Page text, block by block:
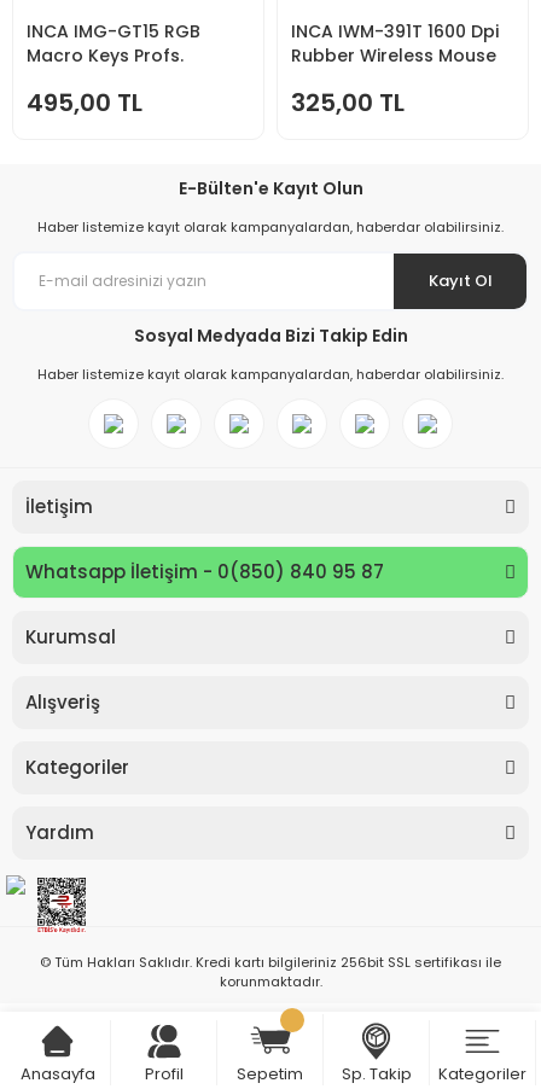
Anasayfa Profil Sepetim Sp. Takip Kategoriler
INCA IMG-GT15 RGB
Macro Keys Profs.
495,00 TL
INCA IWM-391T 1600 Dpi
Rubber Wireless Mouse
325,00 TL
E-Bülten'e Kayıt Olun
Haber listemize kayıt olarak kampanyalardan, haberdar olabilirsiniz.
Kayıt Ol
Sosyal Medyada Bizi Takip Edin
Haber listemize kayıt olarak kampanyalardan, haberdar olabilirsiniz.
İletişim
Whatsapp İletişim - 0(850) 840 95 87
Kurumsal
Alışveriş
Kategoriler
Yardım
© Tüm Hakları Saklıdır. Kredi kartı bilgileriniz 256bit SSL sertifikası ile
korunmaktadır.
ideasoft
e-
ile